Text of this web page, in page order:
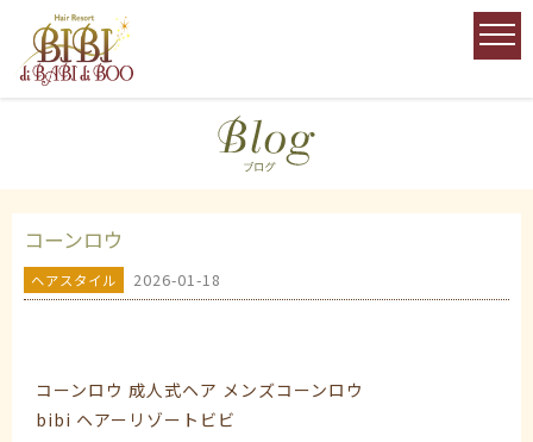
コーンロウ
ヘアスタイル 2026-01-18
コーンロウ 成人式ヘア メンズコーンロウ
bibi ヘアーリゾートビビ